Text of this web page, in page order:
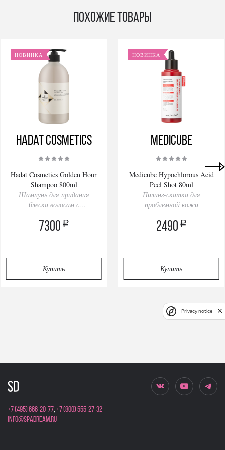
Похожие товары
НОВИНКА
Hadat Cosmetics
Hadat Cosmetics Golden Hour
Shampoo 800ml
Шампунь для придания
блеска волосам с
кератином
7300 a
Купить
НОВИНКА
Medicube
Medicube Hypochlorous Acid
Peel Shot 80ml
Пилинг-скатка для
проблемной кожи
2490 a
Купить
+7 (495) 666-20-77,+7 (800) 555-27-32
info@spadream.ru
Privacy notice